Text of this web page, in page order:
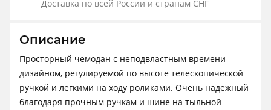
Доставка по всей России и странам СНГ
Описание
Просторный чемодан с неподвластным времени
дизайном, регулируемой по высоте телескопической
ручкой и легкими на ходу роликами. Очень надежный
благодаря прочным ручкам и шине на тыльной